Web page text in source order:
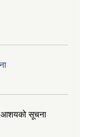
आशयको सूचना